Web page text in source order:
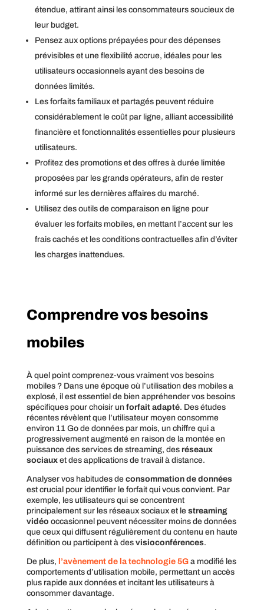
étendue, attirant ainsi les consommateurs soucieux de
leur budget.
Pensez aux options prépayées pour des dépenses
prévisibles et une flexibilité accrue, idéales pour les
utilisateurs occasionnels ayant des besoins de
données limités.
Les forfaits familiaux et partagés peuvent réduire
considérablement le coût par ligne, alliant accessibilité
financière et fonctionnalités essentielles pour plusieurs
utilisateurs.
Profitez des promotions et des offres à durée limitée
proposées par les grands opérateurs, afin de rester
informé sur les dernières affaires du marché.
Utilisez des outils de comparaison en ligne pour
évaluer les forfaits mobiles, en mettant l’accent sur les
frais cachés et les conditions contractuelles afin d’éviter
les charges inattendues.
Comprendre vos besoins
mobiles
À quel point comprenez-vous vraiment vos besoins
mobiles ? Dans une époque où l’utilisation des mobiles a
explosé, il est essentiel de bien appréhender vos besoins
spécifiques pour choisir un forfait adapté. Des études
récentes révèlent que l’utilisateur moyen consomme
environ 11 Go de données par mois, un chiffre qui a
progressivement augmenté en raison de la montée en
puissance des services de streaming, des réseaux
sociauxet des applications de travail à distance.
Analyser vos habitudes de consommation de données
est crucial pour identifier le forfait qui vous convient. Par
exemple, les utilisateurs qui se concentrent
principalement sur les réseaux sociaux et le streaming
vidéo occasionnel peuvent nécessiter moins de données
que ceux qui diffusent régulièrement du contenu en haute
définition ou participent à des visioconférences.
De plus, l’avènement de la technologie 5Ga modifié les
comportements d’utilisation mobile, permettant un accès
plus rapide aux données et incitant les utilisateurs à
consommer davantage.